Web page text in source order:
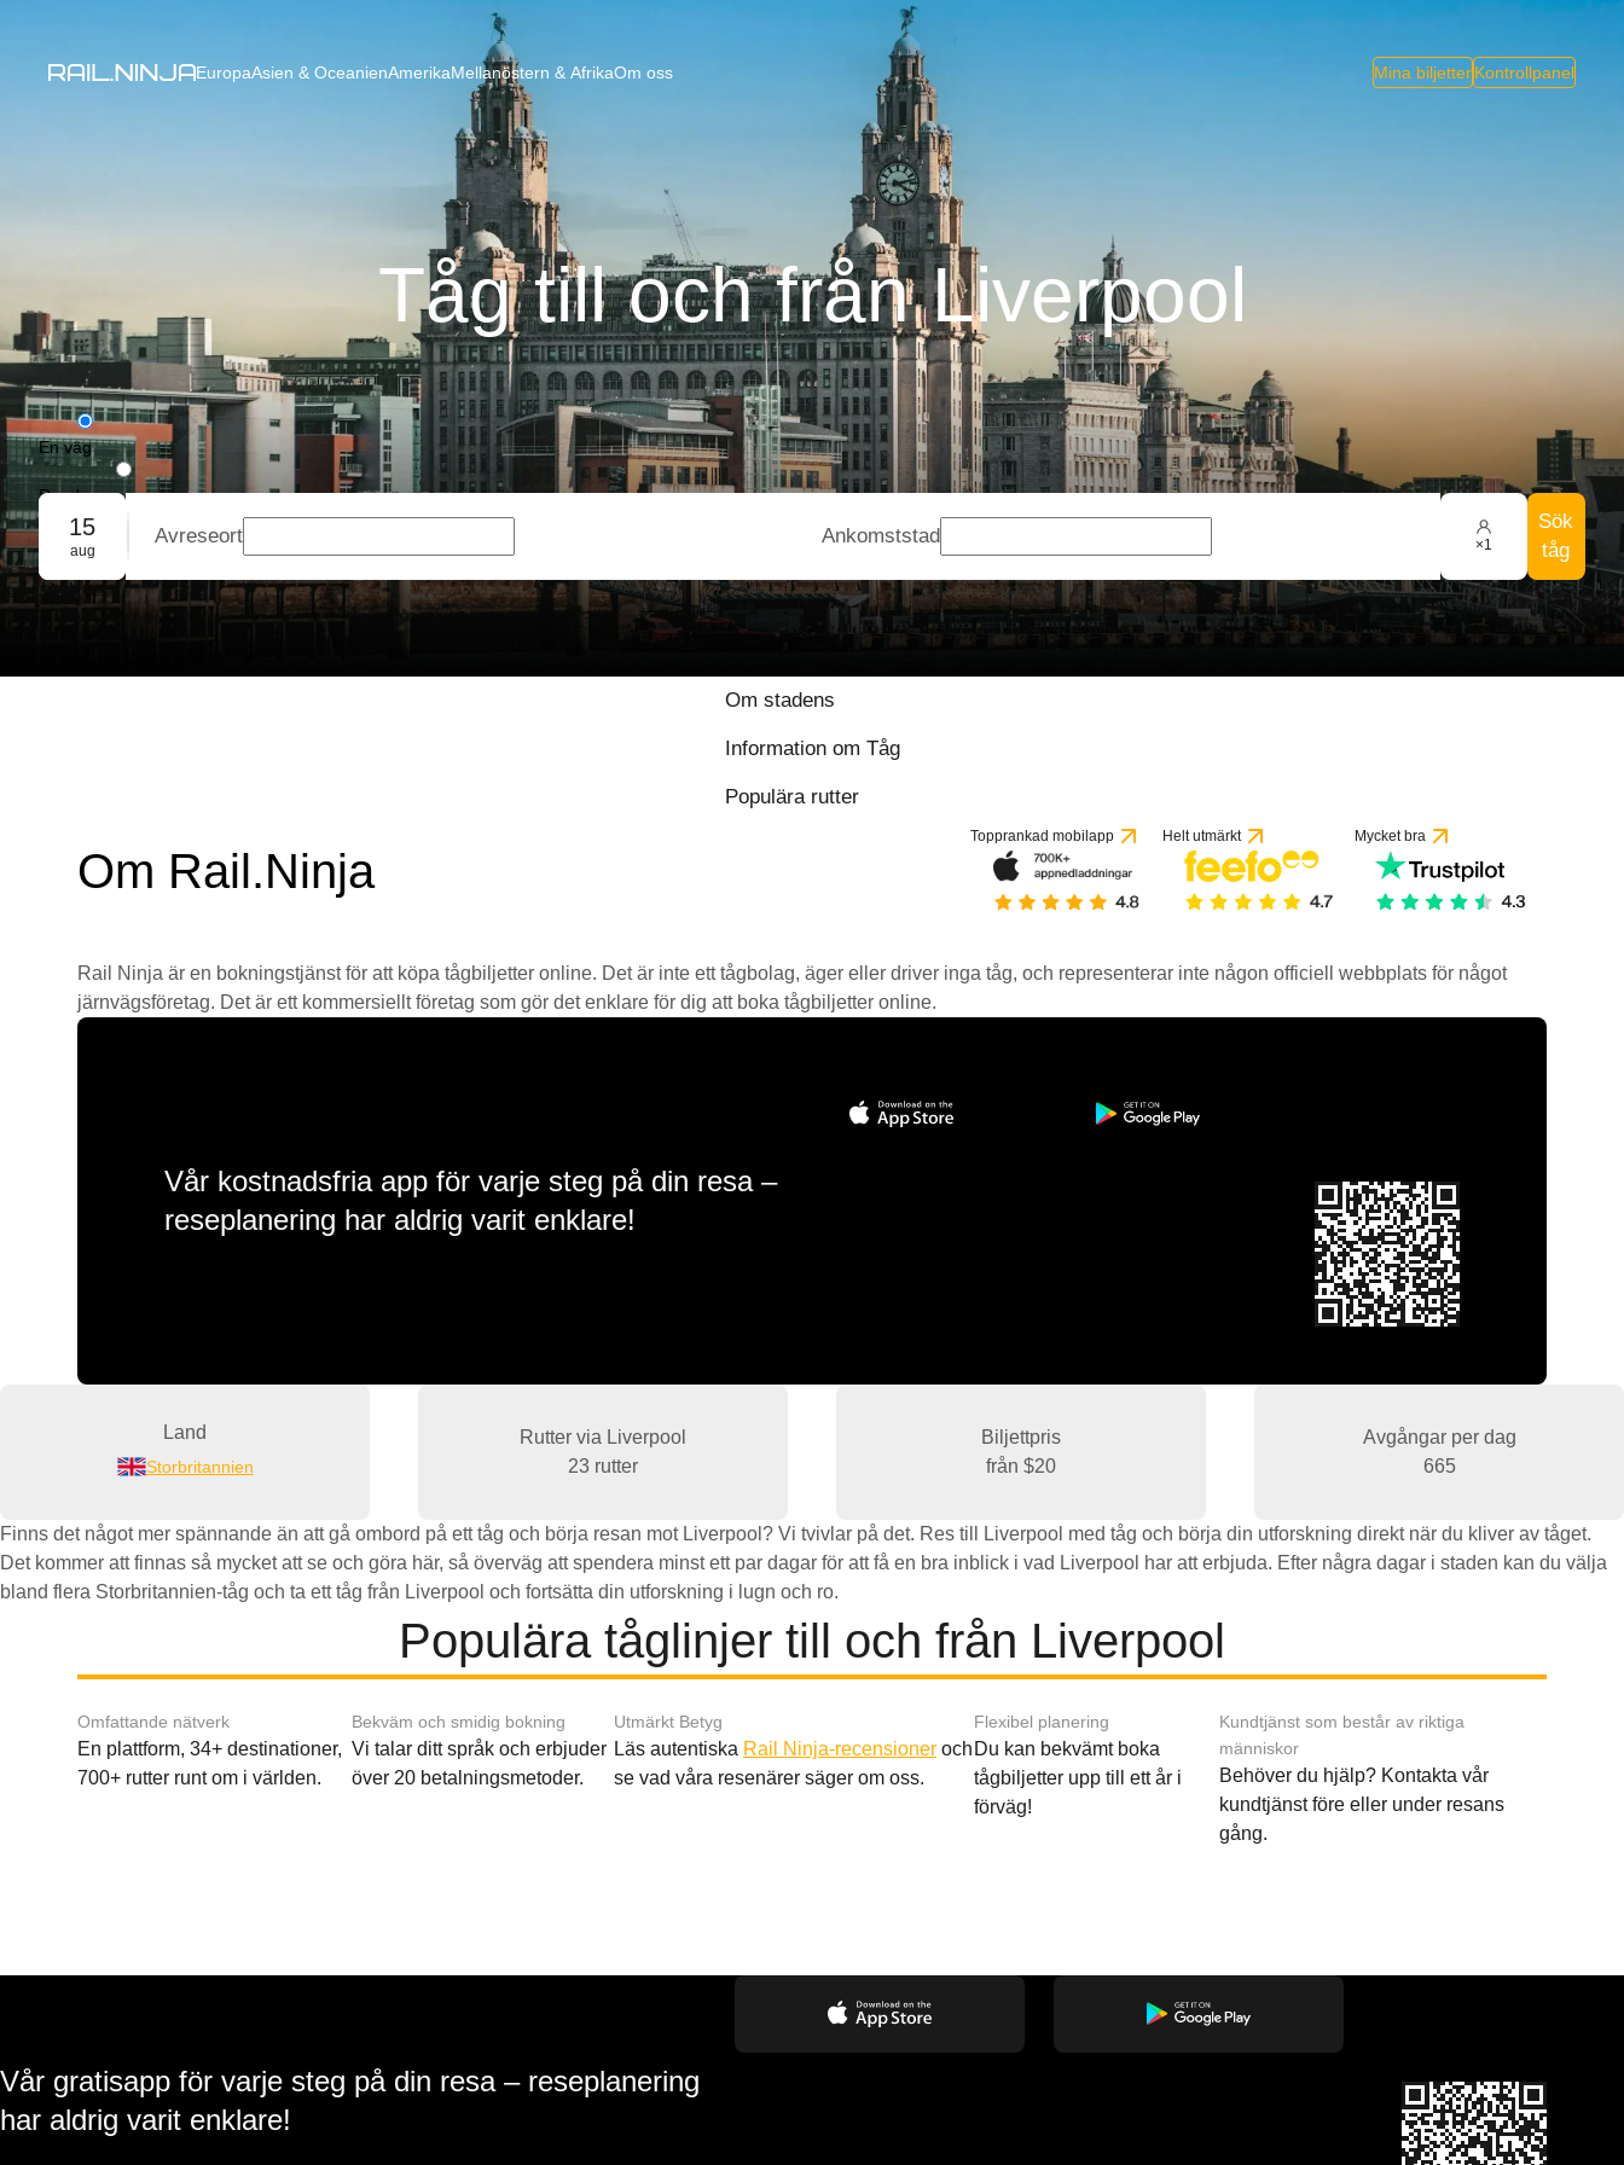
EuropaAsien & OceanienAmerikaMellanöstern & AfrikaOm oss Mina biljetterKontrollpanel
Tåg till och från Liverpool
En väg
Rundresa
Gruppbokning
15
aug
Avreseort Ankomststad ×1
Sök
tåg
Om stadens
Information om Tåg
Populära rutter
Om Rail.Ninja
Topprankad mobilapp Helt utmärkt Mycket bra
Rail Ninja är en bokningstjänst för att köpa tågbiljetter online. Det är inte ett tågbolag, äger eller driver inga tåg, och representerar inte någon officiell webbplats för något
järnvägsföretag. Det är ett kommersiellt företag som gör det enklare för dig att boka tågbiljetter online.
Vår kostnadsfria app för varje steg på din resa –
reseplanering har aldrig varit enklare!
Land
Storbritannien
Rutter via Liverpool
23 rutter
Biljettpris
från $20
Avgångar per dag
665
Finns det något mer spännande än att gå ombord på ett tåg och börja resan mot Liverpool? Vi tvivlar på det. Res till Liverpool med tåg och börja din utforskning direkt när du kliver av tåget.
Det kommer att finnas så mycket att se och göra här, så överväg att spendera minst ett par dagar för att få en bra inblick i vad Liverpool har att erbjuda. Efter några dagar i staden kan du välja
bland flera Storbritannien-tåg och ta ett tåg från Liverpool och fortsätta din utforskning i lugn och ro.
Populära tåglinjer till och från Liverpool
Omfattande nätverk
En plattform, 34+ destinationer,
700+ rutter runt om i världen.
Bekväm och smidig bokning
Vi talar ditt språk och erbjuder
över 20 betalningsmetoder.
Utmärkt Betyg
Läs autentiska Rail Ninja-recensioneroch
se vad våra resenärer säger om oss.
Flexibel planering
Du kan bekvämt boka
tågbiljetter upp till ett år i
förväg!
Kundtjänst som består av riktiga
människor
Behöver du hjälp? Kontakta vår
kundtjänst före eller under resans
gång.
Vår gratisapp för varje steg på din resa – reseplanering
har aldrig varit enklare!